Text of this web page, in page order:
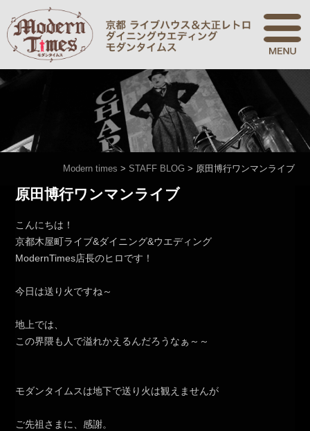
Modern times > STAFF BLOG > 原田博行ワンマンライブ
原田博行ワンマンライブ
こんにちは！
京都木屋町ライブ&ダイニング&ウエディング
ModernTimes店長のヒロです！
今日は送り火ですね～
地上では、
この界隈も人で溢れかえるんだろうなぁ～～
モダンタイムスは地下で送り火は観えませんが
ご先祖さまに、感謝。